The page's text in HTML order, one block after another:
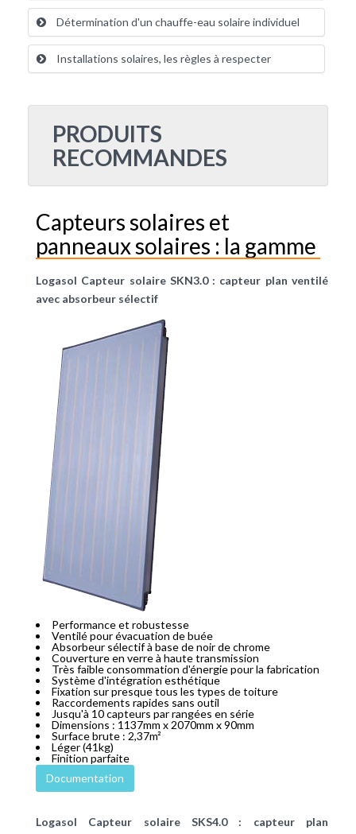
Détermination d'un chauffe-eau solaire individuel
Installations solaires, les règles à respecter
PRODUITS
RECOMMANDES
Capteurs solaires et
panneaux solaires : la gamme
Logasol Capteur solaire SKN3.0 : capteur plan ventilé
avec absorbeur sélectif
Performance et robustesse
Ventilé pour évacuation de buée
Absorbeur sélectif à base de noir de chrome
Couverture en verre à haute transmission
Très faible consommation d'énergie pour la fabrication
Système d'intégration esthétique
Fixation sur presque tous les types de toiture
Raccordements rapides sans outil
Jusqu'à 10 capteurs par rangées en série
Dimensions : 1137mm x 2070mm x 90mm
Surface brute : 2,37m²
Léger (41kg)
Finition parfaite
Documentation
Logasol Capteur solaire SKS4.0 : capteur plan